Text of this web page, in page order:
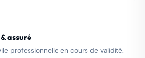
assuré
professionnelle en cours de validité.